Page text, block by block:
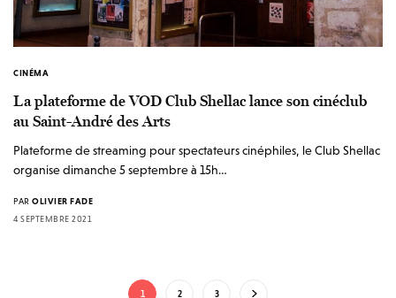
CINÉMA
La plateforme de VOD Club Shellac lance son cinéclub
au Saint-André des Arts
Plateforme de streaming pour spectateurs cinéphiles, le Club Shellac
organise dimanche 5 septembre à 15h…
PAR OLIVIER FADE
4 SEPTEMBRE 2021
1 2 3